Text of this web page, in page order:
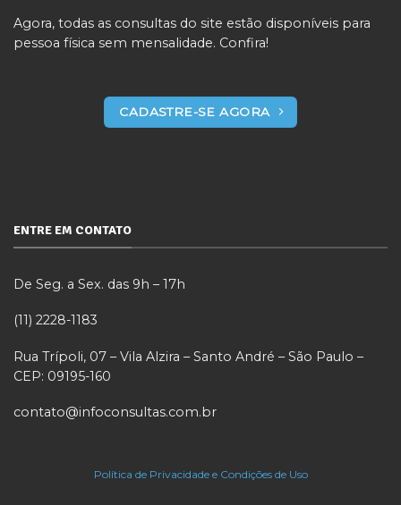
Agora, todas as consultas do site estão disponíveis para
pessoa física sem mensalidade. Confira!
CADASTRE-SE AGORA
ENTRE EM CONTATO
De Seg. a Sex. das 9h – 17h
(11) 2228-1183
Rua Trípoli, 07 – Vila Alzira – Santo André – São Paulo –
CEP: 09195-160
contato@infoconsultas.com.br
Política de Privacidade e Condições de Uso